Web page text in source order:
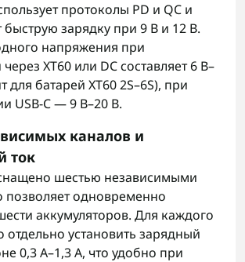
протоколы PD и QC и
быструю зарядку при 9 В и 12 В.
напряжения при
XT60 или DC составляет 6 В–
для батарей XT60 2S–6S), при
USB-C — 9 В–20 В.
каналов и
ток
шестью независимыми
позволяет одновременно
аккумуляторов. Для каждого
установить зарядный
0,3 А–1,3 А, что удобно при